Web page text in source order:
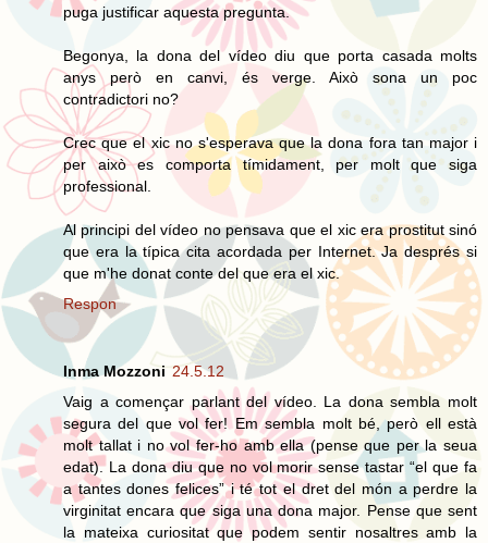
puga justificar aquesta pregunta.
Begonya, la dona del vídeo diu que porta casada molts
anys però en canvi, és verge. Això sona un poc
contradictori no?
Crec que el xic no s'esperava que la dona fora tan major i
per això es comporta tímidament, per molt que siga
professional.
Al principi del vídeo no pensava que el xic era prostitut sinó
que era la típica cita acordada per Internet. Ja després si
que m'he donat conte del que era el xic.
Respon
Inma Mozzoni 24.5.12
Vaig a començar parlant del vídeo. La dona sembla molt
segura del que vol fer! Em sembla molt bé, però ell està
molt tallat i no vol fer-ho amb ella (pense que per la seua
edat). La dona diu que no vol morir sense tastar “el que fa
a tantes dones felices” i té tot el dret del món a perdre la
virginitat encara que siga una dona major. Pense que sent
la mateixa curiositat que podem sentir nosaltres amb la